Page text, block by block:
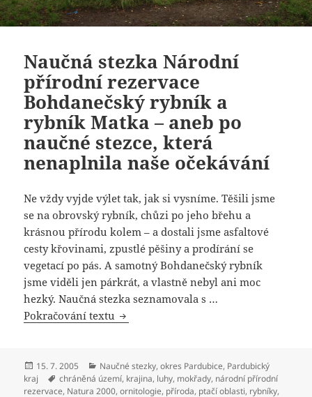
Naučná stezka Národní
přírodní rezervace
Bohdanečský rybník a
rybník Matka – aneb po
naučné stezce, která
nenaplnila naše očekávání
Ne vždy vyjde výlet tak, jak si vysníme. Těšili jsme
se na obrovský rybník, chůzi po jeho břehu a
krásnou přírodu kolem – a dostali jsme asfaltové
cesty křovinami, zpustlé pěšiny a prodírání se
vegetací po pás. A samotný Bohdanečský rybník
jsme viděli jen párkrát, a vlastně nebyl ani moc
hezký. Naučná stezka seznamovala s …
Pokračování textu Naučná stezka Národní přírodní
Publikováno:
15. 7. 2005 Rubriky:
Naučné stezky,okres Pardubice, Pardubický
kraj
Štítky:
chráněná území, krajina, luhy, mokřady, národní přírodní
rezervace, Natura 2000,ornitologie, příroda, ptačí oblasti, rybníky,